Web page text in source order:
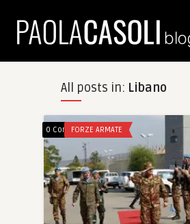
All posts in: Libano
0 CommentsFORZE ARMATE